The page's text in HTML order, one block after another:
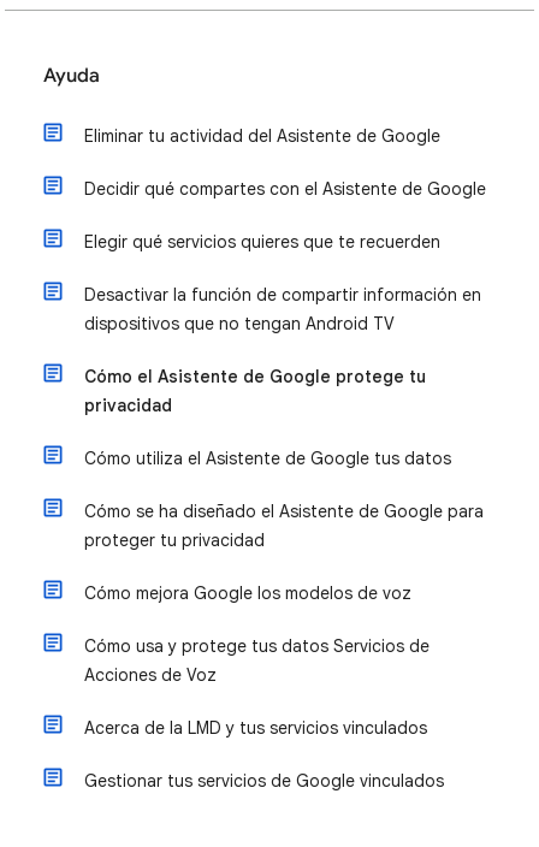
Ayuda
Eliminar tu actividad del Asistente de Google
Decidir qué compartes con el Asistente de Google
Elegir qué servicios quieres que te recuerden
Desactivar la función de compartir información en
dispositivos que no tengan Android TV
Cómo el Asistente de Google protege tu
privacidad
Cómo utiliza el Asistente de Google tus datos
Cómo se ha diseñado el Asistente de Google para
proteger tu privacidad
Cómo mejora Google los modelos de voz
Cómo usa y protege tus datos Servicios de
Acciones de Voz
Acerca de la LMD y tus servicios vinculados
Gestionar tus servicios de Google vinculados